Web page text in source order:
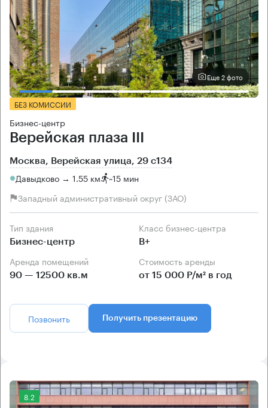
Еще 2 фото
БЕЗ КОМИССИИ
Бизнес-центр
Верейская плаза III
Москва, Верейская улица, 29 с134
Давыдково → 1.55 км ~15 мин
Западный административный округ (ЗАО)
Тип здания
Бизнес-центр
Класс бизнес-центра
B+
Аренда помещений
90 — 12500 кв.м
Стоимость аренды
от 15 000 Р/м² в год
Позвонить Получить презентацию
8.2